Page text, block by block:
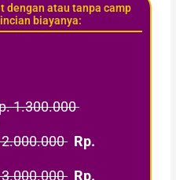
dengan atau tanpa camp
biayanya:
1.300.000
2.000.000 Rp.
3.000.000 Rp.